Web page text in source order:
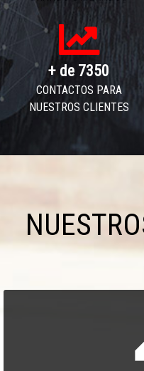
+ de 7350
CONTACTOS PARA
NUESTROS CLIENTES